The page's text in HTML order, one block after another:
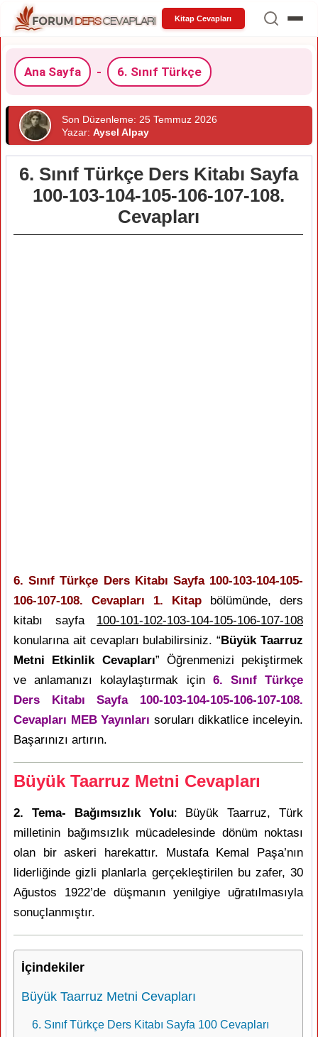
Kitap Cevapları
Ana Sayfa - 6. Sınıf Türkçe
Son Düzenleme: 25 Temmuz 2026
Yazar: Aysel Alpay
6. Sınıf Türkçe Ders Kitabı Sayfa
100-103-104-105-106-107-108.
Cevapları
6. Sınıf Türkçe Ders Kitabı Sayfa 100-103-104-105-
106-107-108. Cevapları 1. Kitap bölümünde, ders
kitabı sayfa 100-101-102-103-104-105-106-107-108
konularına ait cevapları bulabilirsiniz. “Büyük Taarruz
Metni Etkinlik Cevapları” Öğrenmenizi pekiştirmek
ve anlamanızı kolaylaştırmak için 6. Sınıf Türkçe
Ders Kitabı Sayfa 100-103-104-105-106-107-108.
Cevapları MEB Yayınları soruları dikkatlice inceleyin.
Başarınızı artırın.
Büyük Taarruz Metni Cevapları
2. Tema- Bağımsızlık Yolu: Büyük Taarruz, Türk
milletinin bağımsızlık mücadelesinde dönüm noktası
olan bir askeri harekattır. Mustafa Kemal Paşa’nın
liderliğinde gizli planlarla gerçekleştirilen bu zafer, 30
Ağustos 1922’de düşmanın yenilgiye uğratılmasıyla
sonuçlanmıştır.
İçindekiler
Büyük Taarruz Metni Cevapları
6. Sınıf Türkçe Ders Kitabı Sayfa 100 Cevapları